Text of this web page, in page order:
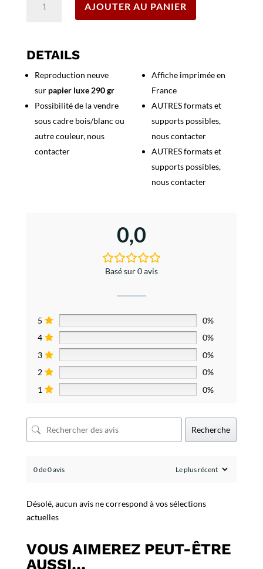
Hohtavat
AJOUTER AU PANIER
DETAILS
Reproduction neuve
sur papier luxe 290 gr
Possibilité de la vendre
sous cadre bois/blanc ou
autre couleur, nous
contacter
Affiche imprimée en
France
AUTRES formats et
supports possibles,
nous contacter
AUTRES formats et
supports possibles,
nous contacter
0,0
Basé sur 0 avis
5
0%
4
0%
3
0%
2
0%
1
0%
Recherche
0 de 0 avis
Désolé, aucun avis ne correspond à vos sélections
actuelles
VOUS AIMEREZ PEUT-ÊTRE
AUSSI…